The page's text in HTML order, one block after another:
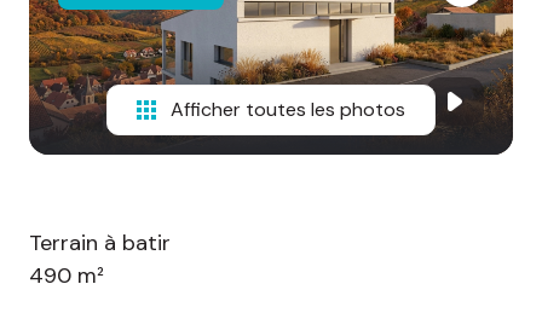
nous
contacter
Afficher toutes les photos
Terrain à batir
490 m²